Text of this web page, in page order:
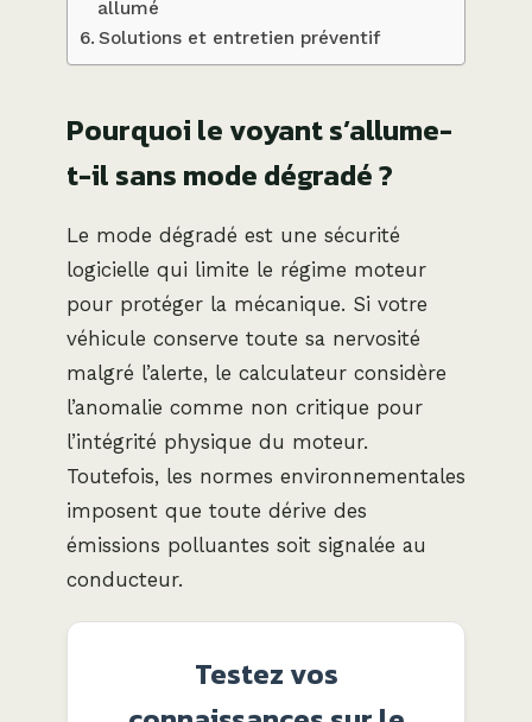
allumé
Solutions et entretien préventif
Pourquoi le voyant s’allume-
t-il sans mode dégradé ?
Le mode dégradé est une sécurité
logicielle qui limite le régime moteur
pour protéger la mécanique. Si votre
véhicule conserve toute sa nervosité
malgré l’alerte, le calculateur considère
l’anomalie comme non critique pour
l’intégrité physique du moteur.
Toutefois, les normes environnementales
imposent que toute dérive des
émissions polluantes soit signalée au
conducteur.
Testez vos